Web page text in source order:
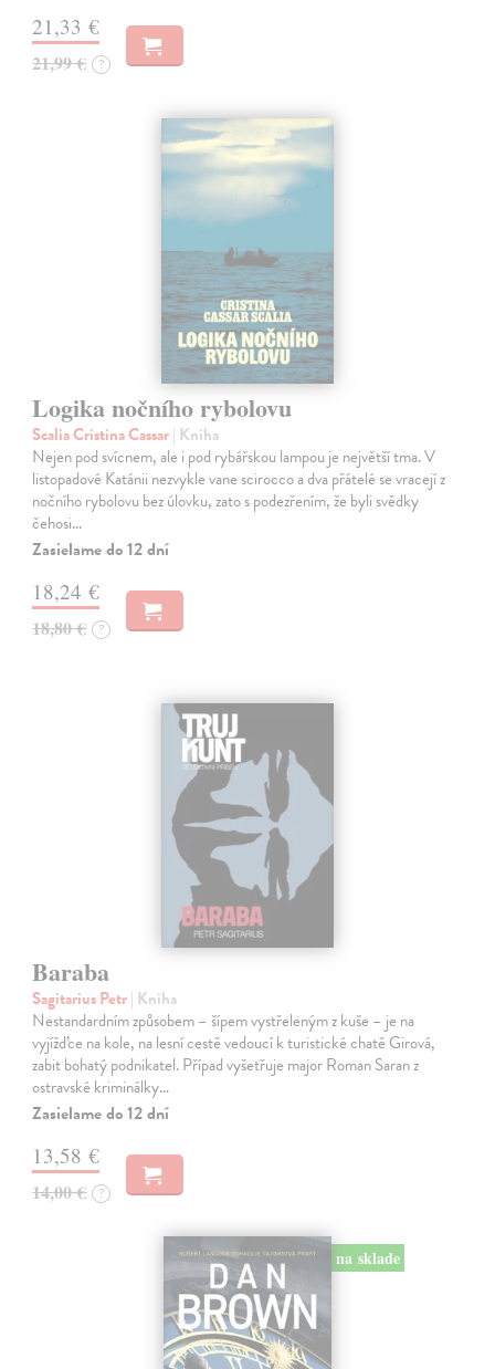
21,33 €
21,99 € ?
Logika nočního rybolovu
Scalia Cristina Cassar| Kniha
Nejen pod svícnem, ale i pod rybářskou lampou je největší tma. V
listopadové Katánii nezvykle vane scirocco a dva přátelé se vracejí z
nočního rybolovu bez úlovku, zato s podezřením, že byli svědky
čehosi…
Zasielame do 12 dní
18,24 €
18,80 € ?
Baraba
Sagitarius Petr| Kniha
Nestandardním způsobem – šípem vystřeleným z kuše – je na
vyjížďce na kole, na lesní cestě vedoucí k turistické chatě Girová,
zabit bohatý podnikatel. Případ vyšetřuje major Roman Saran z
ostravské kriminálky…
Zasielame do 12 dní
13,58 €
14,00 € ?
na sklade